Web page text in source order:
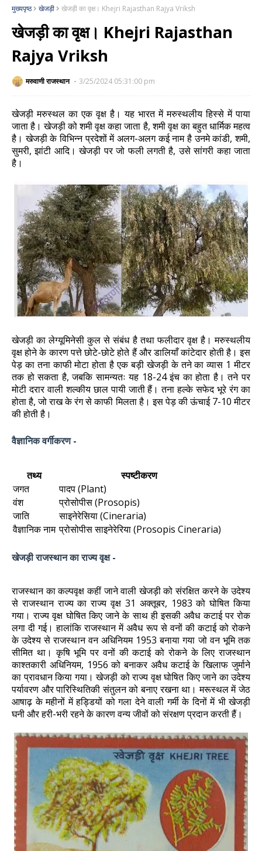
मुख्यपृष्ठ खेजड़ी खेजड़ी का वृक्ष। Khejri Rajasthan Rajya Vriksh
खेजड़ी का वृक्ष। Khejri Rajasthan
Rajya Vriksh
मरुवाणी राजस्थान 3/25/2024 05:31:00 pm
खेजड़ी मरुस्थल का एक वृक्ष है। यह भारत में मरुस्थलीय हिस्से में पाया
जाता है। खेजड़ी को शमी वृक्ष कहा जाता है, शमी वृक्ष का बहुत धार्मिक महत्व
है। खेजड़ी के विभिन्न प्रदेशों में अलग-अलग कई नाम है उनमे कांडी, शमी,
सुमरी, झांटी आदि। खेजड़ी पर जो फली लगती है, उसे सांगरी कहा जाता
है।
खेजड़ी का लेग्यूमिनेसी कुल से संबंध है तथा फलीदार वृक्ष है। मरुस्थलीय
वृक्ष होने के कारण पत्ते छोटे-छोटे होते हैं और डालियाँ कांटेदार होती है। इस
पेड़ का तना काफी मोटा होता है एक बड़ी खेजड़ी के तने का व्यास 1 मीटर
तक हो सकता है, जबकि सामन्यतः यह 18-24 इंच का होता है। तने पर
मोटी दरार वाली शल्कीय छाल पायी जाती हैं। तना हल्के सफेद भूरे रंग का
होता है, जो राख के रंग से काफी मिलता है। इस पेड़ की ऊंचाई 7-10 मीटर
की होती है।
वैज्ञानिक वर्गीकरण -
तथ्य
स्पष्टीकरण
जगत
पादप (Plant)
वंश
प्रोसोपीस (Prosopis)
जाति
साइनेरेसिया (Cineraria)
वैज्ञानिक नाम प्रोसोपीस साइनेरेरिया (Prosopis Cineraria)
खेजड़ी राजस्थान का राज्य वृक्ष -
राजस्थान का कल्पवृक्ष कहीं जाने वाली खेजड़ी को संरक्षित करने के उदेश्य
से राजस्थान राज्य का राज्य वृक्ष 31 अक्तूबर, 1983 को घोषित किया
गया। राज्य वृक्ष घोषित किए जाने के साथ ही इसकी अवैध कटाई पर रोक
लगा दी गई। हालांकि राजस्थान में अवैध रूप से वनों की कटाई को रोकने
के उदेश्य से राजस्थान वन अधिनियम 1953 बनाया गया जो वन भूमि तक
सीमित था। कृषि भूमि पर वनों की कटाई को रोकने के लिए राजस्थान
काश्तकारी अधिनियम, 1956 को बनाकर अवैध कटाई के खिलाफ जुर्माने
का प्रावधान किया गया। खेजड़ी को राज्य वृक्ष घोषित किए जाने का उदेश्य
पर्यावरण और पारिस्थितिकी संतुलन को बनाए रखना था। मरूस्थल में जेठ
आषाढ़ के महीनों में हड्डियों को गला देने वाली गर्मी के दिनों में भी खेजड़ी
घनी और हरी-भरी रहने के कारण वन्य जीवों को संरक्षण प्रदान करती हैं।